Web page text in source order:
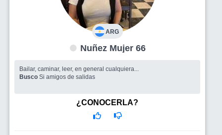
ARG
Nuñez Mujer 66
Bailar, caminar, leer, en general cualquiera...
Busco Si amigos de salidas
¿CONOCERLA?